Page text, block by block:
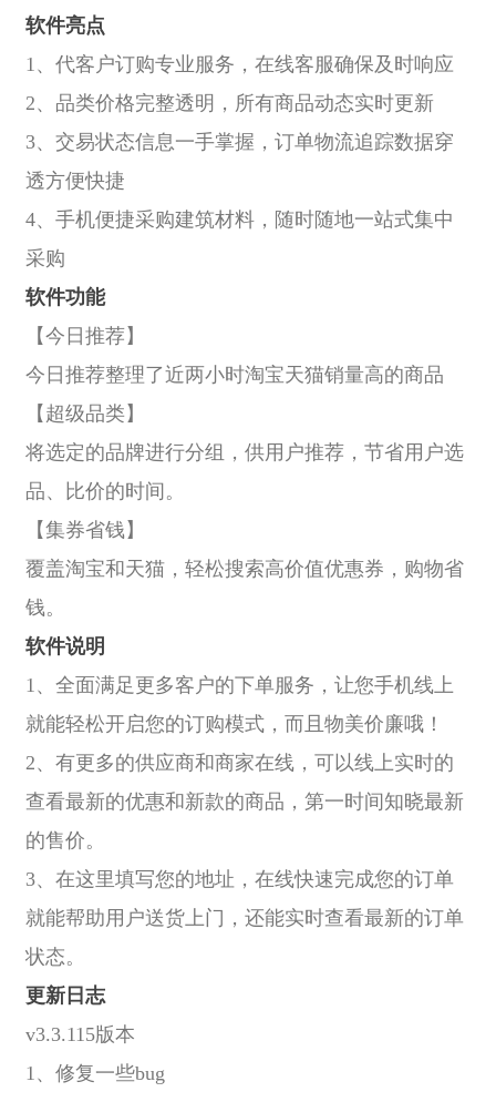
软件亮点
1、代客户订购专业服务，在线客服确保及时响应
2、品类价格完整透明，所有商品动态实时更新
3、交易状态信息一手掌握，订单物流追踪数据穿
透方便快捷
4、手机便捷采购建筑材料，随时随地一站式集中
采购
软件功能
【今日推荐】
今日推荐整理了近两小时淘宝天猫销量高的商品
【超级品类】
将选定的品牌进行分组，供用户推荐，节省用户选
品、比价的时间。
【集券省钱】
覆盖淘宝和天猫，轻松搜索高价值优惠券，购物省
钱。
软件说明
1、全面满足更多客户的下单服务，让您手机线上
就能轻松开启您的订购模式，而且物美价廉哦！
2、有更多的供应商和商家在线，可以线上实时的
查看最新的优惠和新款的商品，第一时间知晓最新
的售价。
3、在这里填写您的地址，在线快速完成您的订单
就能帮助用户送货上门，还能实时查看最新的订单
状态。
更新日志
v3.3.115版本
1、修复一些bug